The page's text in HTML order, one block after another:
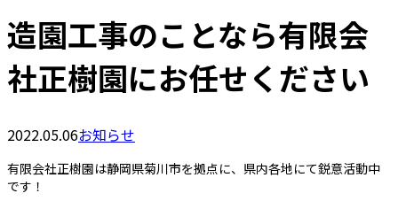
造園工事のことなら有限会
社正樹園にお任せください
2022.05.06お知らせ
有限会社正樹園は静岡県菊川市を拠点に、県内各地にて鋭意活動中
です！